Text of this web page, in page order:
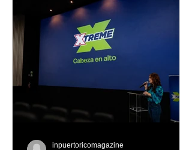
inpuertoricomagazine